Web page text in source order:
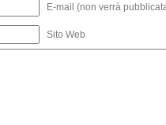
E-mail (non verrà
Sito Web